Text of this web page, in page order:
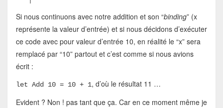
Si nous continuons avec notre addition et son “binding” (x
représente la valeur d’entrée) et si nous décidons d’exécuter
ce code avec pour valeur d’entrée 10, en réalité le “x” sera
remplacé par “10” partout et c’est comme si nous avions
écrit :
let Add 10 = 10 + 1, d’où le résultat 11 …
Evident ? Non ! pas tant que ça. Car en ce moment même je